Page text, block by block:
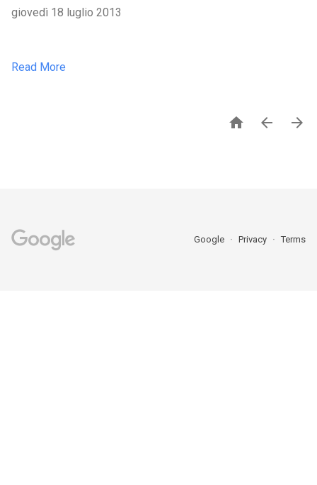
giovedì 18 luglio 2013
Read More
  
Google Privacy Terms